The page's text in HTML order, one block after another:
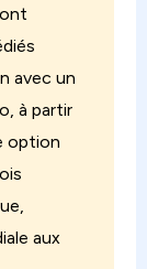
avec un
à partir
option
aux